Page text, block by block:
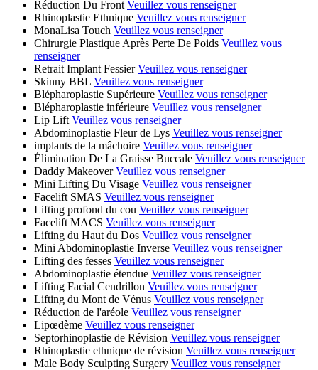
Réduction Du Front Veuillez vous renseigner
Rhinoplastie Ethnique Veuillez vous renseigner
MonaLisa Touch Veuillez vous renseigner
Chirurgie Plastique Après Perte De Poids Veuillez vous
renseigner
Retrait Implant Fessier Veuillez vous renseigner
Skinny BBL Veuillez vous renseigner
Blépharoplastie Supérieure Veuillez vous renseigner
Blépharoplastie inférieure Veuillez vous renseigner
Lip Lift Veuillez vous renseigner
Abdominoplastie Fleur de Lys Veuillez vous renseigner
implants de la mâchoire Veuillez vous renseigner
Élimination De La Graisse Buccale Veuillez vous renseigner
Daddy Makeover Veuillez vous renseigner
Mini Lifting Du Visage Veuillez vous renseigner
Facelift SMAS Veuillez vous renseigner
Lifting profond du cou Veuillez vous renseigner
Facelift MACS Veuillez vous renseigner
Lifting du Haut du Dos Veuillez vous renseigner
Mini Abdominoplastie Inverse Veuillez vous renseigner
Lifting des fesses Veuillez vous renseigner
Abdominoplastie étendue Veuillez vous renseigner
Lifting Facial Cendrillon Veuillez vous renseigner
Lifting du Mont de Vénus Veuillez vous renseigner
Réduction de l'aréole Veuillez vous renseigner
Lipœdème Veuillez vous renseigner
Septorhinoplastie de Révision Veuillez vous renseigner
Rhinoplastie ethnique de révision Veuillez vous renseigner
Male Body Sculpting Surgery Veuillez vous renseigner